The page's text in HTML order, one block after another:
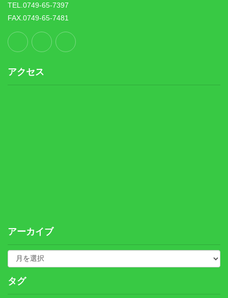
TEL.0749-65-7397
FAX.0749-65-7481
アクセス
アーカイブ
タグ